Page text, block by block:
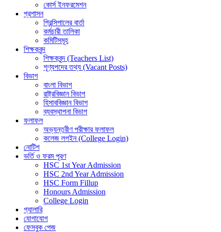
কোর্স ইনফরমেশন
প্রশাসন
প্রিন্সিপালের বার্তা
কর্মচারী তালিকা
কমিটিসমূহ
শিক্ষকবৃন্দ
শিক্ষকবৃন্দ (Teachers List)
শূণ্যপদের তথ্য (Vacant Posts)
বিভাগ
বাংলা বিভাগ
রাষ্ট্রবিজ্ঞান বিভাগ
হিসাববিজ্ঞান বিভাগ
ব্যবস্থাপনা বিভাগ
ফলাফল
অভ্যন্তরীণ পরীক্ষার ফলাফল
কলেজ লগইন (College Login)
নোটিশ
ভর্তি ও ফরম পূরণ
HSC 1st Year Admission
HSC 2nd Year Admission
HSC Form Fillup
Honours Admission
College Login
গ্যালারি
যোগাযোগ
ফেসবুক পেজ